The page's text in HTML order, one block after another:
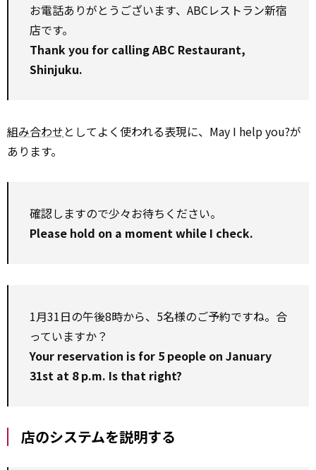
お電話ありがとうございます、ABCレストラン新宿
店です。
Thank you for calling ABC Restaurant,
Shinjuku.
組み合わせとしてよく使われる表現に、May I help you?が
あります。
確認しますので少々お待ちください。
Please hold on a moment while I check.
1月31日の午後8時から、5名様のご予約ですね。合
っていますか？
Your reservation is for 5 people on January
31st at 8 p.m. Is that right?
店のシステムを説明する